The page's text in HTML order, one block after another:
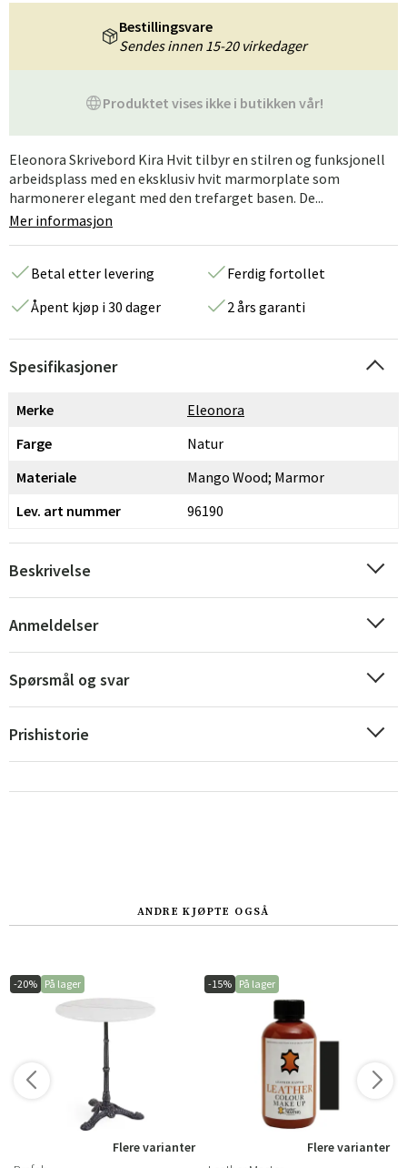
Produktet vises ikke i butikken vår!
Bestillingsvare
Sendes innen 15-20 virkedager
Eleonora Skrivebord Kira Hvit tilbyr en stilren og funksjonell
arbeidsplass med en eksklusiv hvit marmorplate som
harmonerer elegant med den trefarget basen. De...
Mer informasjon
Betal etter levering
Ferdig fortollet
Åpent kjøp i 30 dager
2 års garanti
Spesifikasjoner
Merke
Eleonora
Farge
Natur
Materiale
Mango Wood; Marmor
Lev. art nummer
96190
Beskrivelse
Anmeldelser
Spørsmål og svar
Prishistorie
ANDRE KJØPTE OGSÅ
-20% På lager
Flere varianter
-15% På lager
Flere varianter